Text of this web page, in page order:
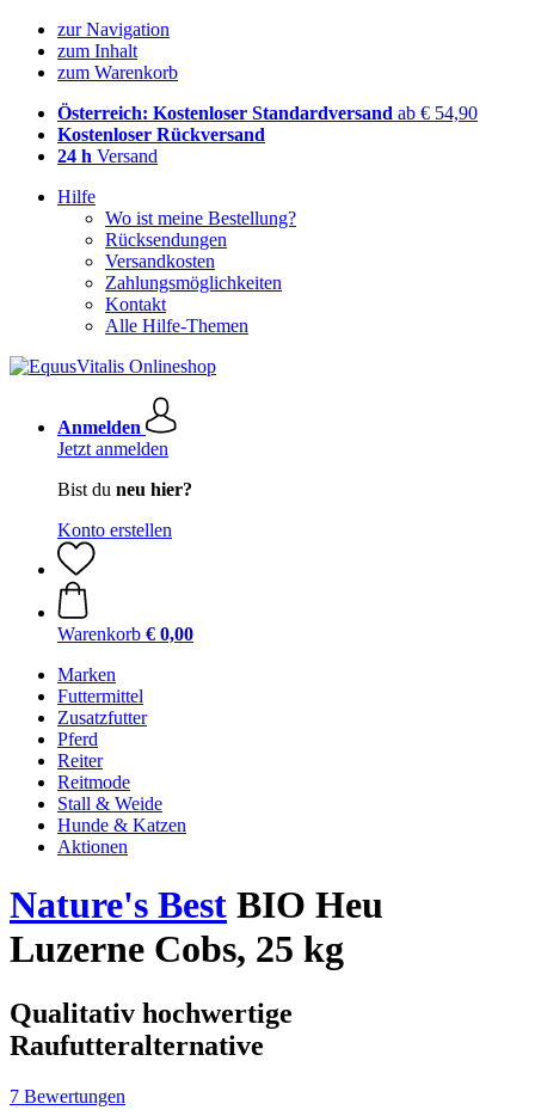
zur Navigation
zum Inhalt
zum Warenkorb
Österreich: Kostenloser Standardversand ab € 54,90
Kostenloser Rückversand
24 h Versand
Hilfe
Wo ist meine Bestellung?
Rücksendungen
Versandkosten
Zahlungsmöglichkeiten
Kontakt
Alle Hilfe-Themen
Anmelden
Jetzt anmelden
Bist du neu hier?
Konto erstellen
Warenkorb € 0,00
Marken
Futtermittel
Zusatzfutter
Pferd
Reiter
Reitmode
Stall & Weide
Hunde & Katzen
Aktionen
Nature's Best BIO Heu
Luzerne Cobs, 25 kg
Qualitativ hochwertige
Raufutteralternative
7 Bewertungen